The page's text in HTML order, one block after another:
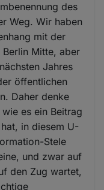
des
Weg. Wir haben
mit der
Mitte, aber
Jahres
öffentlichen
Daher denke
es ein Beitrag
in diesem U-
Stele
und zwar auf
den Zug wartet,